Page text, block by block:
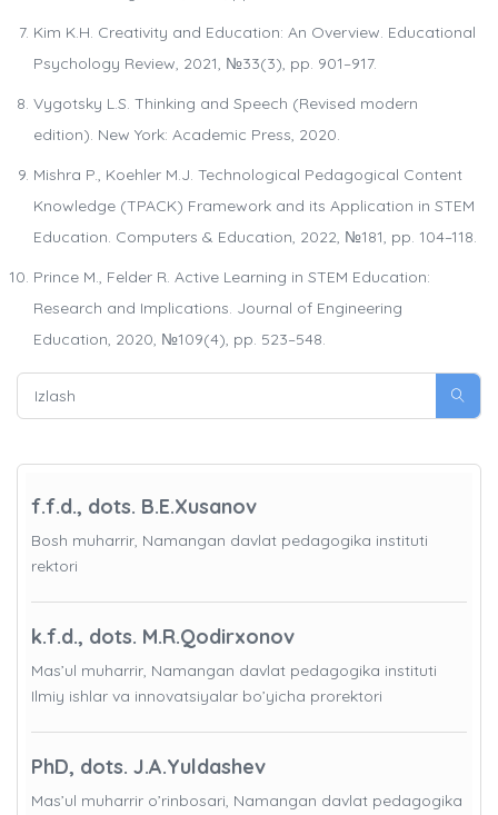
Kim K.H. Creativity and Education: An Overview. Educational
Psychology Review, 2021, №33(3), pp. 901–917.
Vygotsky L.S. Thinking and Speech (Revised modern
edition). New York: Academic Press, 2020.
Mishra P., Koehler M.J. Technological Pedagogical Content
Knowledge (TPACK) Framework and its Application in STEM
Education. Computers & Education, 2022, №181, pp. 104–118.
Prince M., Felder R. Active Learning in STEM Education:
Research and Implications. Journal of Engineering
Education, 2020, №109(4), pp. 523–548.
f.f.d., dots. B.E.Xusanov
Bosh muharrir, Namangan davlat pedagogika instituti
rektori
k.f.d., dots. M.R.Qodirxonov
Mas’ul muharrir, Namangan davlat pedagogika instituti
Ilmiy ishlar va innovatsiyalar bo’yicha prorektori
PhD, dots. J.A.Yuldashev
Mas’ul muharrir o’rinbosari, Namangan davlat pedagogika